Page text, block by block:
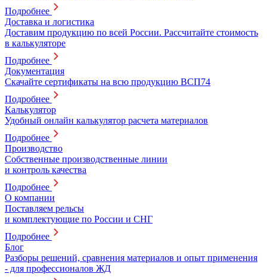
Подробнее
Доставка и логистика
Доставим продукцию по всей России. Рассчитайте стоимость
в калькуляторе
Подробнее
Документация
Скачайте сертификаты на всю продукцию ВСП74
Подробнее
Калькулятор
Удобный онлайн калькулятор расчета материалов
Подробнее
Производство
Собственные производственные линии
и контроль качества
Подробнее
О компании
Поставляем рельсы
и комплектующие по России и СНГ
Подробнее
Блог
Разборы решений, сравнения материалов и опыт применения
- для профессионалов ЖД